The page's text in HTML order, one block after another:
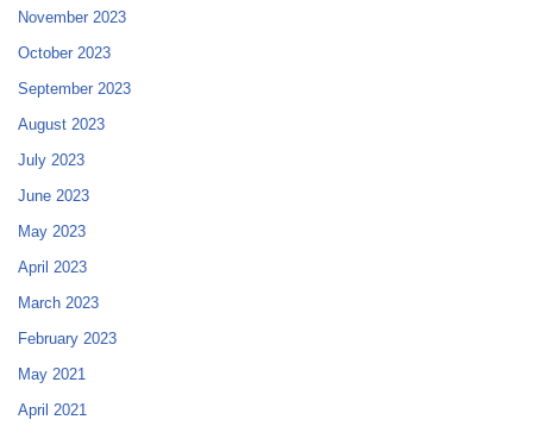
November 2023
October 2023
September 2023
August 2023
July 2023
June 2023
May 2023
April 2023
March 2023
February 2023
May 2021
April 2021